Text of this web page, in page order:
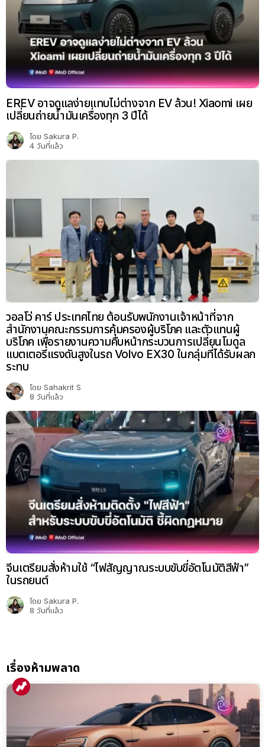
EREV อาจดูแลง่ายแทบไม่ต่างจาก EV ล้วน! Xiaomi เผย
เปลี่ยนถ่ายน้ำมันเครื่องทุก 3 ปีได้
โดย Sakura P.
4 วันที่แล้ว
วอลโว่ คาร์ ประเทศไทย ต้อนรับพนักงานเจ้าหน้าที่จาก
สำนักงานคณะกรรมการคุ้มครองผู้บริโภค และตัวแทนผู้
บริโภค เพื่อรายงานความคืบหน้ากระบวนการเปลี่ยนโมดูล
แบตเตอรี่แรงดันสูงในรถ Volvo EX30 ในกลุ่มที่ได้รับผลก
ระทบ
โดย Sahakrit S
8 วันที่แล้ว
จีนเตรียมสั่งห้ามใช้ “ไฟสัญญาณระบบขับขี่อัตโนมัติสีฟ้า”
ในรถยนต์
โดย Sakura P.
8 วันที่แล้ว
เรื่องห้ามพลาด